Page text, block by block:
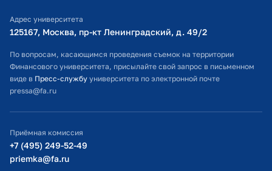
Оплата обучения
Расписание занятий
Студенческий офис
Официальный адрес электронной почты
Министерство просвещения РФ
Министерство науки и высшего образования РФ
Адрес университета
125167, Москва, пр-кт Ленинградский, д. 49/2​
По вопросам, касающимся проведения съемок на территории
Финансового университета, присылайте свой запрос в письменном
виде в Пресс-службу университета по электронной почте
pressa@fa.ru
Приёмная комиссия
+7 (495) 249-52-49
priemka@fa.ru